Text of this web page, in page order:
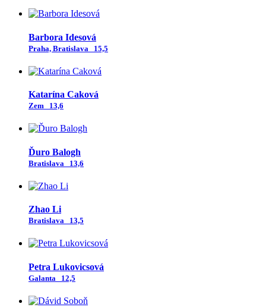
Barbora Idesová
Praha, Bratislava 15,5
Katarína Caková
Zem 13,6
Ďuro Balogh
Bratislava 13,6
Zhao Li
Bratislava 13,5
Petra Lukovicsová
Galanta 12,5